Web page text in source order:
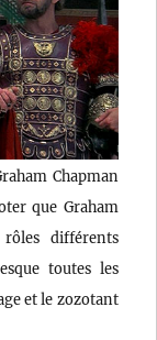
Chapman
que Graham
différents
toutes les
et le zozotant